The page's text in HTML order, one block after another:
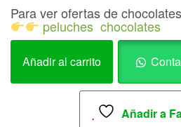
Para ver ofertas de
peluches chocolates
004Regalos
Añadir al carrito
Añadir a